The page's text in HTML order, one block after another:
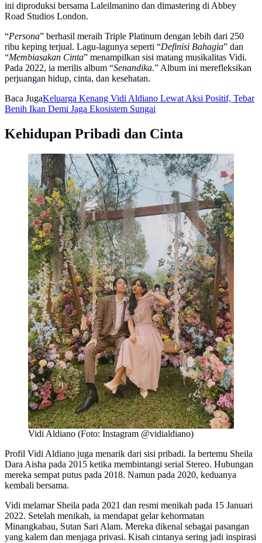
ini diproduksi bersama Laleilmanino dan dimastering di Abbey
Road Studios London.
“Persona” berhasil meraih Triple Platinum dengan lebih dari 250
ribu keping terjual. Lagu-lagunya seperti “Definisi Bahagia” dan
“Membiasakan Cinta” menampilkan sisi matang musikalitas Vidi.
Pada 2022, ia merilis album “Senandika.” Album ini merefleksikan
perjuangan hidup, cinta, dan kesehatan.
Baca JugaKeluarga Kenang Vidi Aldiano Lewat Aksi Positif, Tebar
Benih Ikan Demi Jaga Ekosistem Sungai
Kehidupan Pribadi dan Cinta
Vidi Aldiano (Foto: Instagram @vidialdiano)
Profil Vidi Aldiano juga menarik dari sisi pribadi. Ia bertemu Sheila
Dara Aisha pada 2015 ketika membintangi serial Stereo. Hubungan
mereka sempat putus pada 2018. Namun pada 2020, keduanya
kembali bersama.
Vidi melamar Sheila pada 2021 dan resmi menikah pada 15 Januari
2022. Setelah menikah, ia mendapat gelar kehormatan
Minangkabau, Sutan Sari Alam. Mereka dikenal sebagai pasangan
yang kalem dan menjaga privasi. Kisah cintanya sering jadi inspirasi